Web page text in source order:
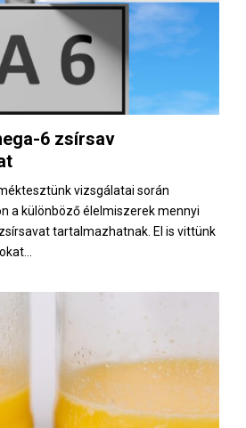
6 zsírsav
vizsgálatai során
a különböző élelmiszerek mennyi
tartalmazhatnak. El is vittünk